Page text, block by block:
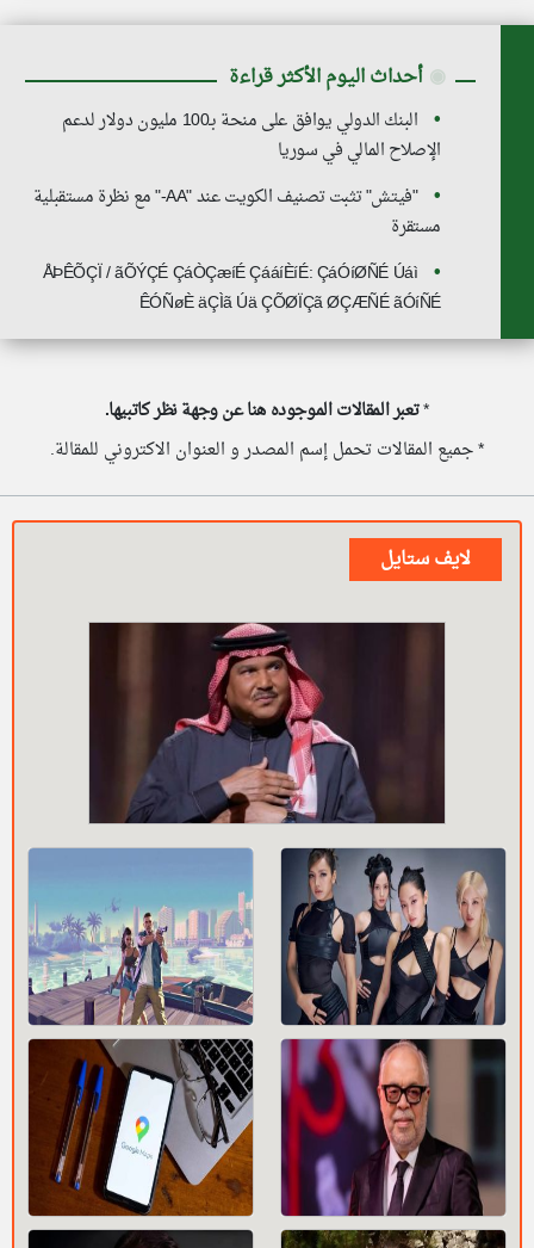
◉ أحداث اليوم الأكثر قراءة
البنك الدولي يوافق على منحة بـ100 مليون دولار لدعم
الإصلاح المالي في سوريا
"فيتش" تثبت تصنيف الكويت عند "AA-" مع نظرة مستقبلية
مستقرة
ÅÞÊÕÇÏ / ãÕÝÇÉ ÇáÒÇæíÉ ÇááíÈíÉ: ÇáÓíØÑÉ Úáì
ÊÓÑøÈ äÇÌã Úä ÇÕØÏÇã ØÇÆÑÉ ãÓíÑÉ
*تعبر المقالات الموجوده هنا عن وجهة نظر كاتبيها.
* جميع المقالات تحمل إسم المصدر و العنوان الاكتروني للمقالة.
لايف ستايل